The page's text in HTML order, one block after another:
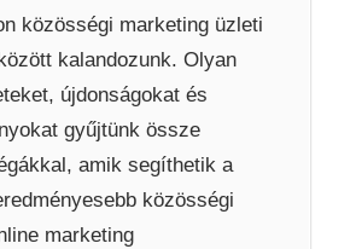
közösségi marketing üzleti
kalandozunk. Olyan
újdonságokat és
gyűjtünk össze
amik segíthetik a
közösségi
marketing